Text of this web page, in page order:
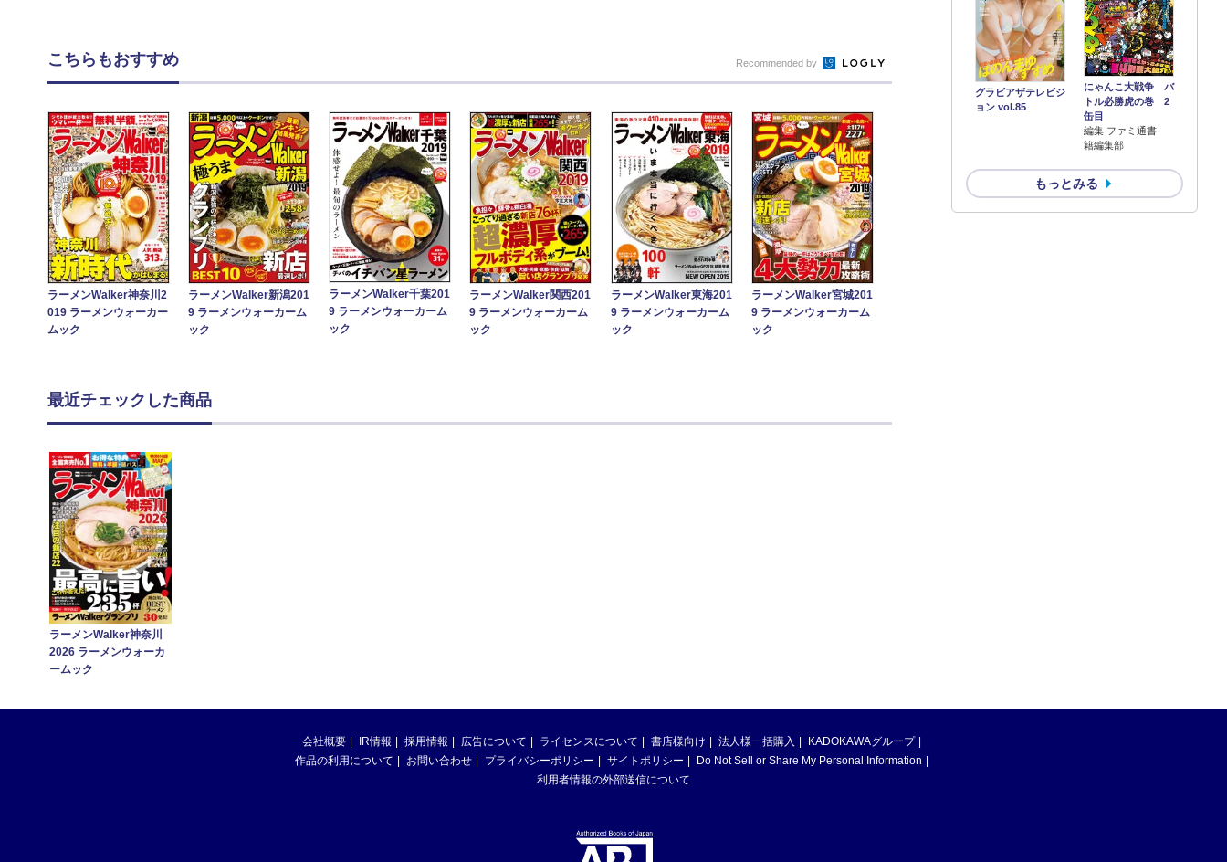
グラビアザテレビジ
ョン vol.85
にゃんこ大戦争 バ
トル必勝虎の巻 2
缶目
編集 ファミ通書
籍編集部
もっとみる
こちらもおすすめ Recommended by
ラーメンWalker神奈川2
019 ラーメンウォーカー
ムック
ラーメンWalker新潟201
9 ラーメンウォーカーム
ック
ラーメンWalker千葉201
9 ラーメンウォーカーム
ック
ラーメンWalker関西201
9 ラーメンウォーカーム
ック
ラーメンWalker東海201
9 ラーメンウォーカーム
ック
ラーメンWalker宮城201
9 ラーメンウォーカーム
ック
最近チェックした商品
ラーメンWalker神奈川
2026 ラーメンウォーカ
ームック
会社概要 IR情報 採用情報 広告について ライセンスについて 書店様向け 法人様一括購入
KADOKAWAグループ
作品の利用について
お問い合わせ プライバシーポリシー サイトポリシー
Do Not Sell or Share My Personal Information
利用者情報の外部送信について